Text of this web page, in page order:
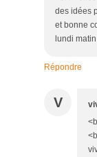
des idées
et bonne
lundi
Répondre
V